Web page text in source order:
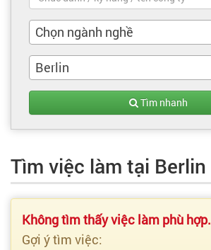
Việc làm mới nhất
Tìm việc làm
Tạo hồ sơ
Cẩm nang việc làm
Bạn cần tuyển người
Nhà tuyển dụng
Chọn ngành nghề
Berlin
Tìm nhanh
Tìm việc làm tại Berlin
Không tìm thấy việc làm phù hợp.
Gợi ý tìm việc: